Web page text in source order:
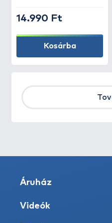
14.990 Ft
Kosárba
Áruház
Videók